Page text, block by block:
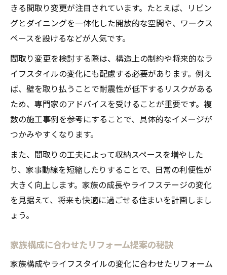
きる間取り変更が注目されています。たとえば、リビン
グとダイニングを一体化した開放的な空間や、ワークス
ペースを設けるなどが人気です。
間取り変更を検討する際は、構造上の制約や将来的なラ
イフスタイルの変化にも配慮する必要があります。例え
ば、壁を取り払うことで耐震性が低下するリスクがある
ため、専門家のアドバイスを受けることが重要です。複
数の施工事例を参考にすることで、具体的なイメージが
つかみやすくなります。
また、間取りの工夫によって収納スペースを増やした
り、家事動線を短縮したりすることで、日常の利便性が
大きく向上します。家族の成長やライフステージの変化
を見据えて、将来も快適に過ごせる住まいを計画しまし
ょう。
家族構成に合わせたリフォーム提案の秘訣
家族構成やライフスタイルの変化に合わせたリフォーム